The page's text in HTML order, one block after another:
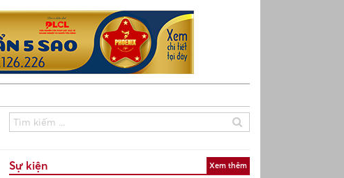
Tiêu chuẩn hóa quản trị nguồn nhân lực: “Hạ tầng mềm” tạo dựng năng
Sự kiện Xem thêm